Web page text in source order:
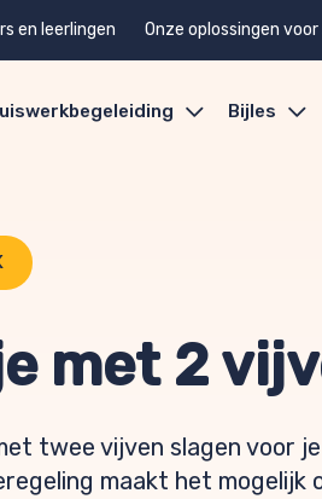
en leerlingen Onze oplossingen
Bijles
met 2
twee vijven slagen voor
maakt het mogelijk